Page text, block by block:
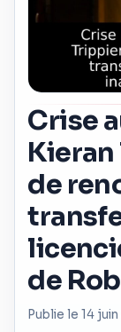
Crise
de
de
Publie le 14